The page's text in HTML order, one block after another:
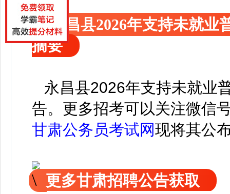
永昌县2026年支持未就业
摘要
永昌县2026年支持未就业
告。 更多招考可以关注微信
甘肃公务员考试网现将其公
更多甘肃招聘公告获取